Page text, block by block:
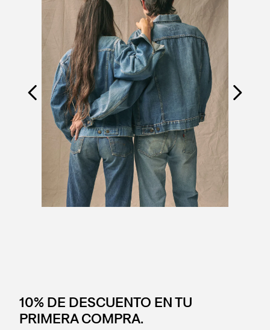
10% DE DESCUENTO EN TU
PRIMERA COMPRA.